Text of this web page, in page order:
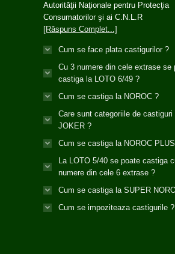
Autorităţii Naţionale pentru Protecţia
Consumatorilor şi ai C.N.L.R
[Răspuns Complet...]
Cum se face plata castigurilor ?
Cu 3 numere din cele extrase se
castiga la LOTO 6/49 ?
Cum se castiga la NOROC ?
Care sunt categoriile de castiguri
JOKER ?
Cum se castiga la NOROC
La LOTO 5/40 se poate castiga
numere din cele 6 extrase ?
Cum se castiga la SUPER
Cum se impoziteaza castigurile ?